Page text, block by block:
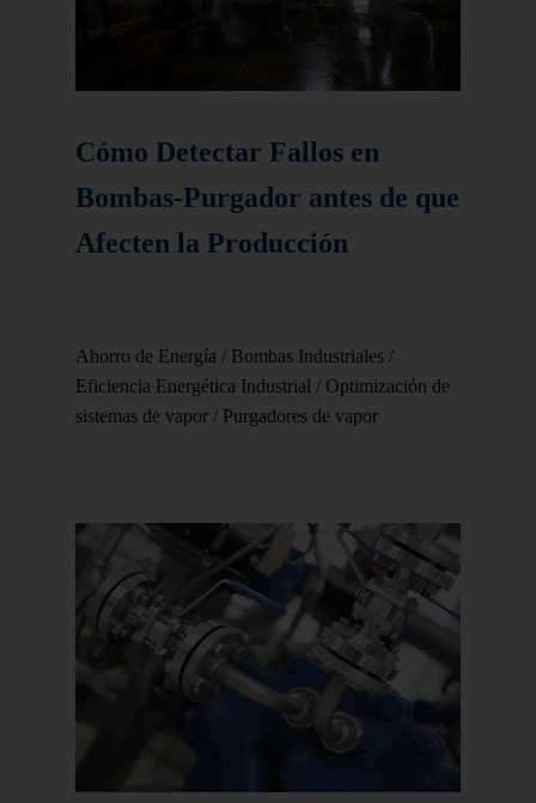
Cómo Detectar Fallos en
Bombas-Purgador antes de que
Afecten la Producción
Ahorro de Energía / Bombas Industriales /
Eficiencia Energética Industrial / Optimización de
sistemas de vapor / Purgadores de vapor